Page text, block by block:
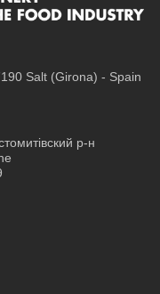
Salt (Girona) - Spain
р-н